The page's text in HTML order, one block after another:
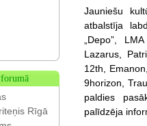
Jauniešu
atbalstīja
„Depo”,
Lazarus,
12th,
9horizon,
paldies
palīdzēja
Rīgā